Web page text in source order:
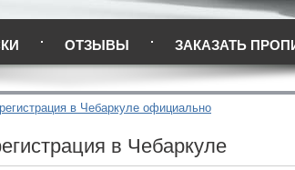
ОТЗЫВЫ ЗАКАЗАТЬ
регистрация в Чебаркуле официально
в Чебаркуле